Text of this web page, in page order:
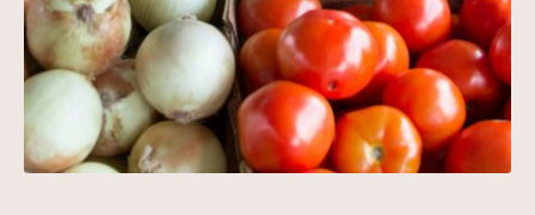
Realizacje
Realizacje
Regulamin
Shop